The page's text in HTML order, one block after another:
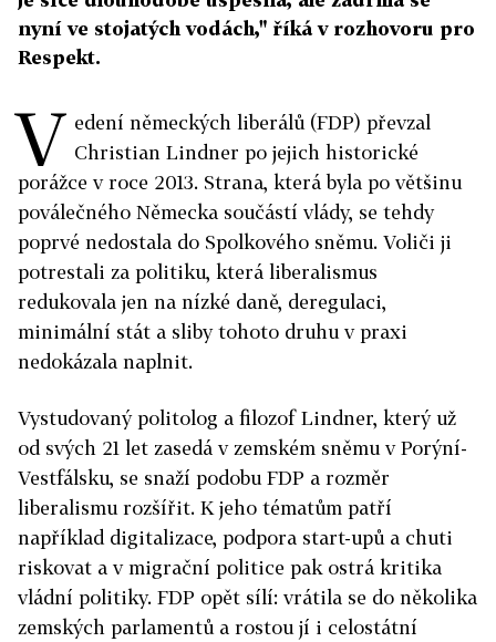
nyní ve stojatých vodách," říká v rozhovoru pro
Respekt.
V edení německých liberálů (FDP) převzal
Christian Lindner po jejich historické
porážce v roce 2013. Strana, která byla po většinu
poválečného Německa součástí vlády, se tehdy
poprvé nedostala do Spolkového sněmu. Voliči ji
potrestali za politiku, která liberalismus
redukovala jen na nízké daně, deregulaci,
minimální stát a sliby tohoto druhu v praxi
nedokázala naplnit.
Vystudovaný politolog a filozof Lindner, který už
od svých 21 let zasedá v zemském sněmu v Porýní-
Vestfálsku, se snaží podobu FDP a rozměr
liberalismu rozšířit. K jeho tématům patří
například digitalizace, podpora start-upů a chuti
riskovat a v migrační politice pak ostrá kritika
vládní politiky. FDP opět sílí: vrátila se do několika
zemských parlamentů a rostou jí i celostátní